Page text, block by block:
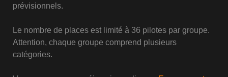
prévisionnels.
Le nombre de places est limité à 36 pilotes par groupe.
Attention, chaque groupe comprend plusieurs
catégories.